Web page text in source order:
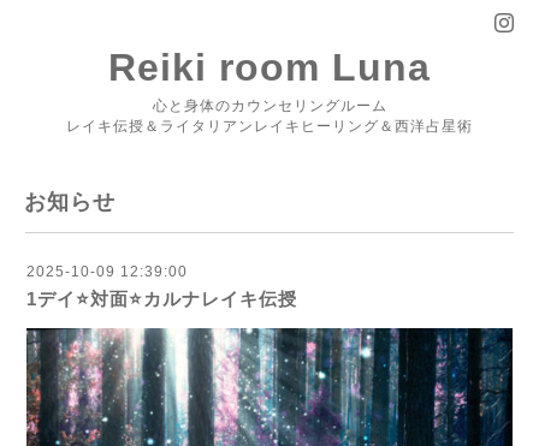
Reiki room Luna
心と身体のカウンセリングルーム
レイキ伝授＆ライタリアンレイキヒーリング＆西洋占星術
お知らせ
2025-10-09 12:39:00
1デイ⭐️対面⭐️カルナレイキ伝授